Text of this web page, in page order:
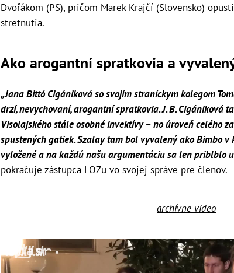
Dvořákom (PS), pričom Marek Krajčí (Slovensko)
stretnutia.
Ako arogantní spratkovia a
„Jana Bittó Cigániková so svojím straníckym kolegom
drzí, nevychovaní, arogantní spratkovia. J. B. Cigániková
Visolajského stále osobné invektívy – no úroveň celého
spustených gatiek. Szalay tam bol vyvalený ako Bimbo v
vyložené a na každú našu argumentáciu sa len priblblo
pokračuje zástupca LOZu vo svojej správe pre členov.
archívne video